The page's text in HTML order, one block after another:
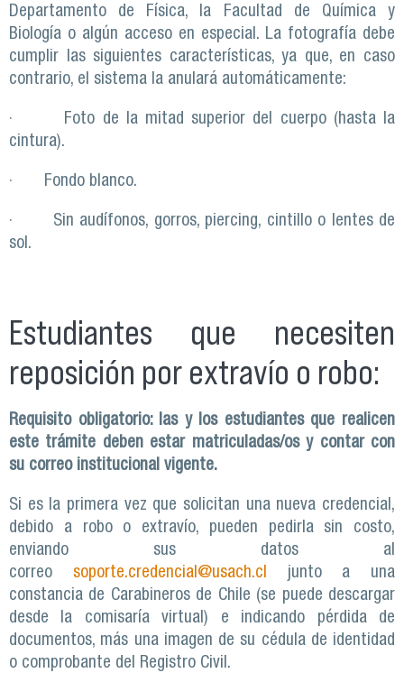
Departamento de Física, la Facultad de Química y
Biología o algún acceso en especial. La fotografía debe
cumplir las siguientes características, ya que, en caso
contrario, el sistema la anulará automáticamente:
· Foto de la mitad superior del cuerpo (hasta la
cintura).
· Fondo blanco.
· Sin audífonos, gorros, piercing, cintillo o lentes de
sol.
Estudiantes que necesiten
reposición por extravío o robo:
Requisito obligatorio: las y los estudiantes que realicen
este trámite deben estar matriculadas/os y contar con
su correo institucional vigente.
Si es la primera vez que solicitan una nueva credencial,
debido a robo o extravío, pueden pedirla sin costo,
enviando sus datos al
correo soporte.credencial@usach.cl junto a una
constancia de Carabineros de Chile (se puede descargar
desde la comisaría virtual) e indicando pérdida de
documentos, más una imagen de su cédula de identidad
o comprobante del Registro Civil.